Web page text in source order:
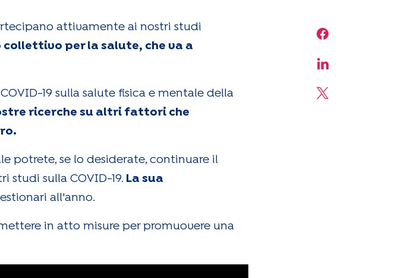
Share on
Share on
Share on X
attivamente ai nostri studi
per la salute, che va a
19 sulla salute fisica e mentale della
ricerche su altri fattori che
potrete, se lo desiderate, continuare il
studi sulla COVID-19. La sua
all'anno.
in atto misure per promuovere una